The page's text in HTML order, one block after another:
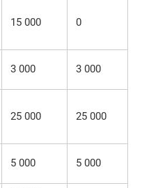
15 000 0
3 000 3 000
25 000 25 000
5 000 5 000